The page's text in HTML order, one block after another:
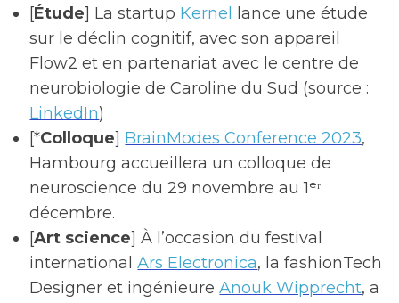
[Étude] La startup Kernel
lance une étude
sur le déclin cognitif, avec son appareil
Flow2 et en partenariat avec le centre de
neurobiologie de Caroline du Sud (source :
LinkedIn)
[*Colloque] BrainModes Conference 2023,
Hambourg accueillera un colloque de
neuroscience du 29 novembre au 1ᵉʳ
décembre.
[Art science] À l’occasion du festival
internationalArs Electronica, la fashionTech
Designer et ingénieureAnouk Wipprecht, a